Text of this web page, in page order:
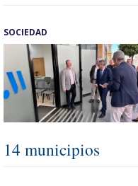
SOCIEDAD
14 municipios